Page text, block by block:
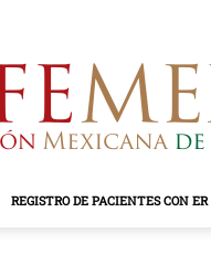
REGISTRO DE PACIENTES CON ER